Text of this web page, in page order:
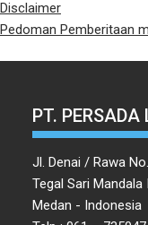
Disclaimer
Pedoman Pemberitaan
PT.
Jl. Denai / Rawa
Tegal Sari Mandala
Medan - Indonesia